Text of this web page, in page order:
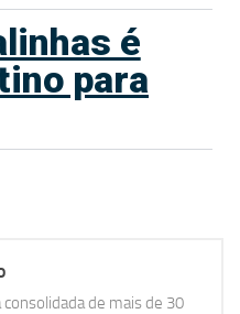
é
para
de mais de 30